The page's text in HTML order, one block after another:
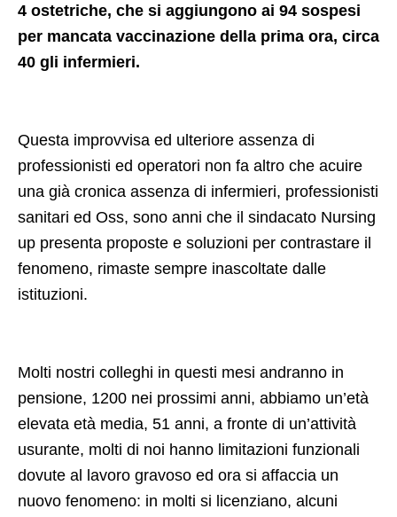
4 ostetriche, che si aggiungono ai 94 sospesi
per mancata vaccinazione della prima ora, circa
40 gli infermieri.
Questa improvvisa ed ulteriore assenza di
professionisti ed operatori non fa altro che acuire
una già cronica assenza di infermieri, professionisti
sanitari ed Oss, sono anni che il sindacato Nursing
up presenta proposte e soluzioni per contrastare il
fenomeno, rimaste sempre inascoltate dalle
istituzioni.
Molti nostri colleghi in questi mesi andranno in
pensione, 1200 nei prossimi anni, abbiamo un’età
elevata età media, 51 anni, a fronte di un’attività
usurante, molti di noi hanno limitazioni funzionali
dovute al lavoro gravoso ed ora si affaccia un
nuovo fenomeno: in molti si licenziano, alcuni